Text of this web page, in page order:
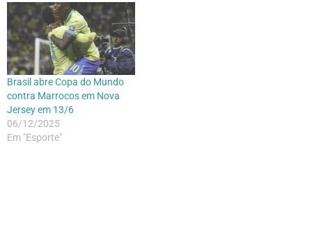
Brasil abre Copa do Mundo
contra Marrocos em Nova
Jersey em 13/6
06/12/2025
Em "Esporte"